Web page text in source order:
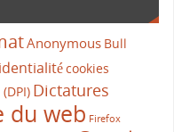
Anonymous Bull
cookies
Dictatures
du web Firefox